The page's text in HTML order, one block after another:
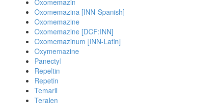
Oxomemazin
Oxomemazina [INN-Spanish]
Oxomemazine
Oxomemazine [DCF:INN]
Oxomemazinum [INN-Latin]
Oxymemazine
Panectyl
Repeltin
Repetin
Temaril
Teralen